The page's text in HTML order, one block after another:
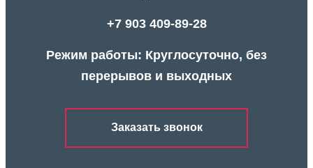
+7 903 409-89-28
Режим работы: Круглосуточно, без
перерывов и выходных
Заказать звонок